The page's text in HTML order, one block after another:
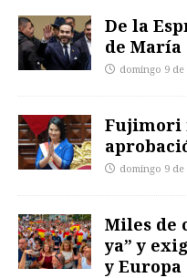
De la
de María
domingo 9 de
Fujimori
domingo 9 de
Miles de
ya” y
y Europa